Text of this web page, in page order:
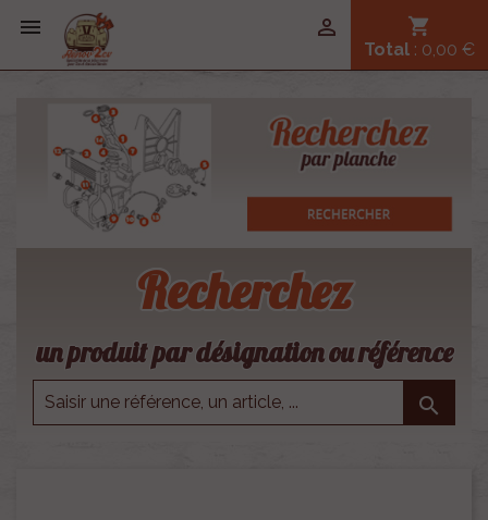
 shopping_cart
Total : 0,00 €

Recherchez
un produit par désignation ou référence
